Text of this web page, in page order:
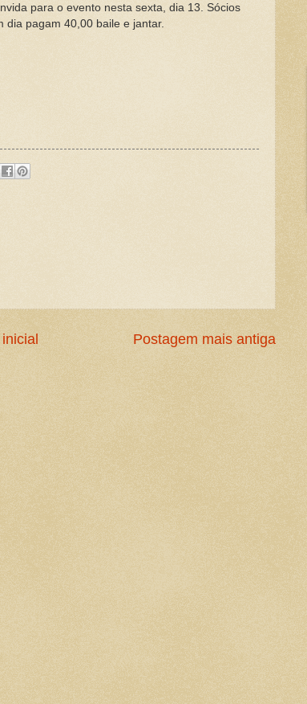
para o evento nesta sexta, dia 13. Sócios
dia pagam 40,00 baile e jantar.
Postagem mais antiga